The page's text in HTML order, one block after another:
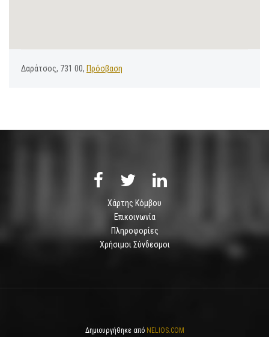
Δαράτσος, 731 00, Πρόσβαση
Χάρτης Κόμβου
Επικοινωνία
Πληροφορίες
Χρήσιμοι Σύνδεσμοι
Δημιουργήθηκε από NELIOS.COM